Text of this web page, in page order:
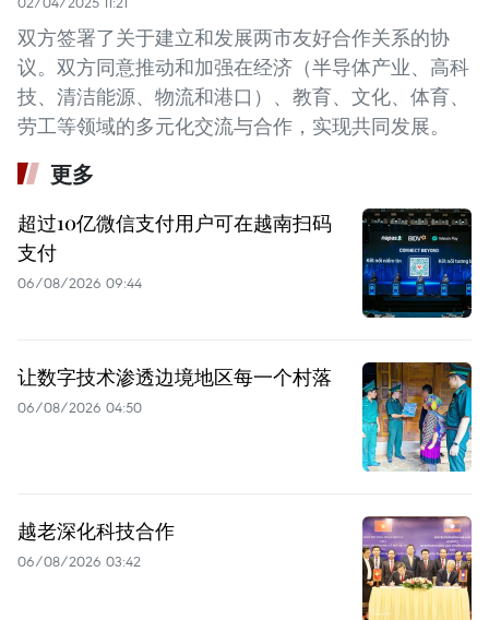
双方签署了关于建立和发展两市友好合作关系的协
议。双方同意推动和加强在经济（半导体产业、高科
技、清洁能源、物流和港口）、教育、文化、体育、
劳工等领域的多元化交流与合作，实现共同发展。
更多
超过10亿微信支付用户可在越南扫码
支付
06/08/2026 09:44
让数字技术渗透边境地区每一个村落
06/08/2026 04:50
越老深化科技合作
06/08/2026 03:42